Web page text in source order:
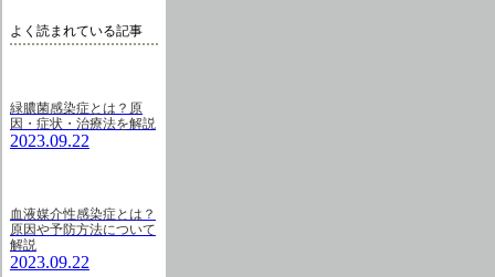
よく読まれている記事
緑膿菌感染症とは？原
因・症状・治療法を解説
2023.09.22
血液媒介性感染症とは？
原因や予防方法について
解説
2023.09.22